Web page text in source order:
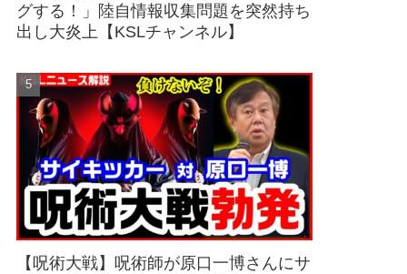
グする！」陸自情報収集問題を突然持ち
出し大炎上【KSLチャンネル】
【呪術大戦】呪術師が原口一博さんにサ